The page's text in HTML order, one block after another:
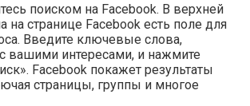
поиском на Facebook. В верхней
на странице Facebook есть поле для
Введите ключевые слова,
вашими интересами, и нажмите
Facebook покажет результаты
страницы, группы и многое